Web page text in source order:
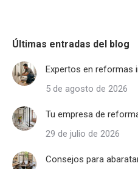
Últimas entradas del blog
Expertos en reformas
5 de agosto de 2026
Tu empresa de
29 de julio de 2026
Consejos para